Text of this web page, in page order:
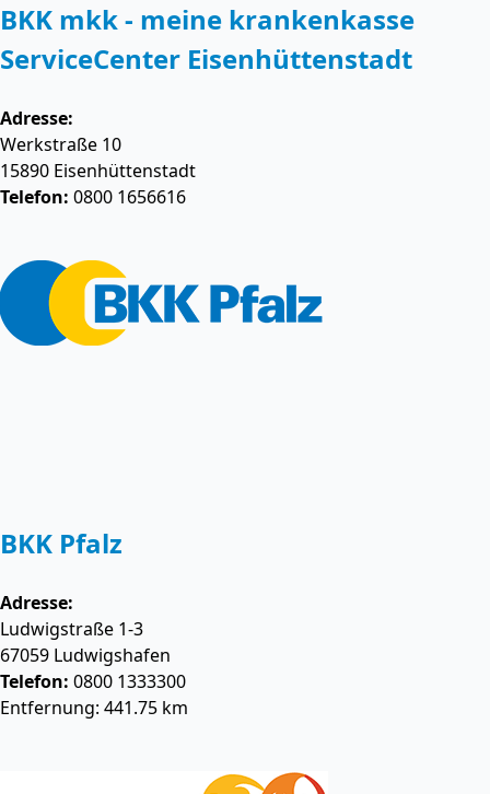
BKK mkk - meine krankenkasse
ServiceCenter Eisenhüttenstadt
Adresse:
Werkstraße 10
15890 Eisenhüttenstadt
Telefon: 0800 1656616
BKK Pfalz
Adresse:
Ludwigstraße 1-3
67059 Ludwigshafen
Telefon: 0800 1333300
Entfernung: 441.75 km